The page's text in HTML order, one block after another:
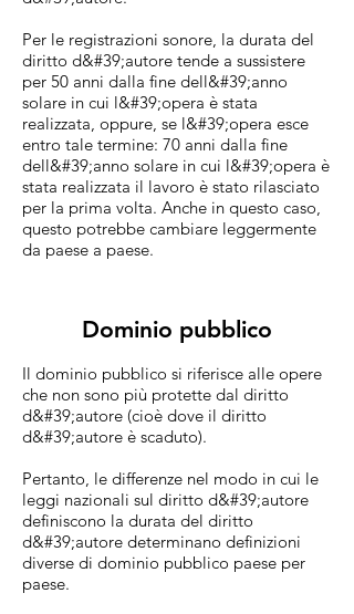
Per le registrazioni sonore, la durata del
diritto d&#39;autore tende a sussistere
per 50 anni dalla fine dell&#39;anno
solare in cui l&#39;opera è stata
realizzata, oppure, se l&#39;opera esce
entro tale termine: 70 anni dalla fine
dell&#39;anno solare in cui l&#39;opera è
stata realizzata il lavoro è stato rilasciato
per la prima volta. Anche in questo caso,
questo potrebbe cambiare leggermente
da paese a paese.
Dominio pubblico
Il dominio pubblico si riferisce alle opere
che non sono più protette dal diritto
d&#39;autore (cioè dove il diritto
d&#39;autore è scaduto).
Pertanto, le differenze nel modo in cui le
leggi nazionali sul diritto d&#39;autore
definiscono la durata del diritto
d&#39;autore determinano definizioni
diverse di dominio pubblico paese per
paese.